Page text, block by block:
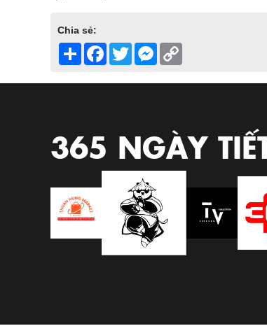
Chia sẻ:
Share Facebook
TwitterMessenger
365 NGÀY